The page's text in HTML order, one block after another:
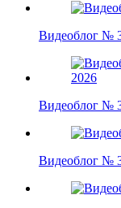
Видеоблог №
Видеоблог №
Видеоблог №